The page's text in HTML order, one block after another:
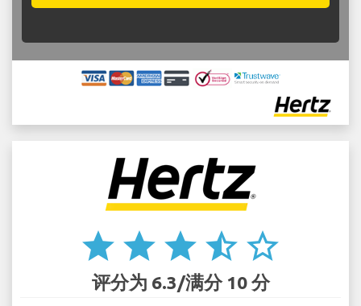
star star star star_half star_border
评分为 6.3/满分 10 分